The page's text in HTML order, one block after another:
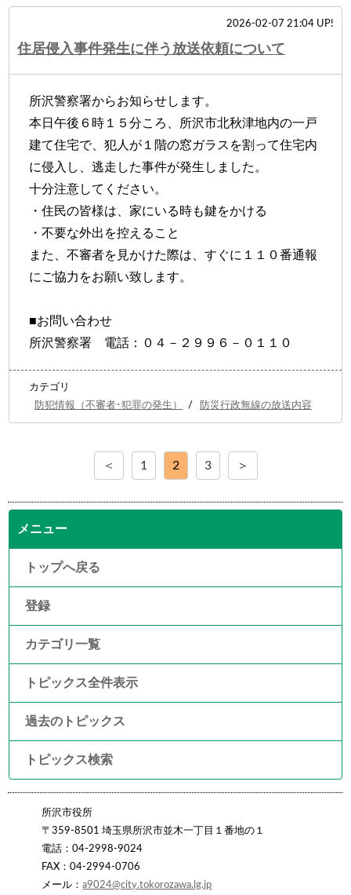
2026-02-07 21:04 UP!
住居侵入事件発生に伴う放送依頼について
所沢警察署からお知らせします。
本日午後６時１５分ころ、所沢市北秋津地内の一戸
建て住宅で、犯人が１階の窓ガラスを割って住宅内
に侵入し、逃走した事件が発生しました。
十分注意してください。
・住民の皆様は、家にいる時も鍵をかける
・不要な外出を控えること
また、不審者を見かけた際は、すぐに１１０番通報
にご協力をお願い致します。
■お問い合わせ
所沢警察署 電話：０４－２９９６－０１１０
カテゴリ
防犯情報（不審者･犯罪の発生）
/ 防災行政無線の放送内容
＜ 1 2 3 ＞
メニュー
トップへ戻る
登録
カテゴリ一覧
トピックス全件表示
過去のトピックス
トピックス検索
所沢市役所
〒359-8501 埼玉県所沢市並木一丁目１番地の１
電話：04-2998-9024
FAX：04-2994-0706
メール：a9024@city.tokorozawa.lg.jp